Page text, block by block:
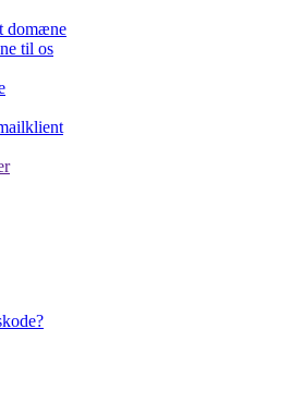
domæne
til os